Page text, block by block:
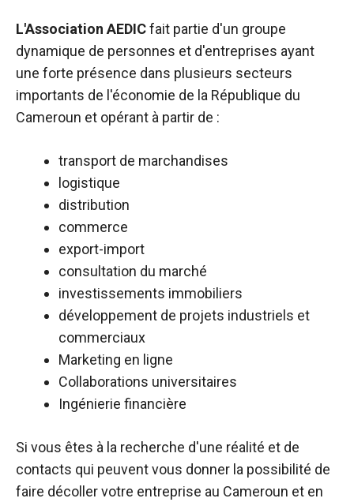
L'Association AEDICfait partie d'un groupe
dynamique de personnes et d'entreprises ayant
une forte présence dans plusieurs secteurs
importants de l'économie de la République du
Cameroun et opérant à partir de :
transport de marchandises
logistique
distribution
commerce
export-import
consultation du marché
investissements immobiliers
développement de projets industriels et
commerciaux
Marketing en ligne
Collaborations universitaires
Ingénierie financière
Si vous êtes à la recherche d'une réalité et de
contacts qui peuvent vous donner la possibilité de
faire décoller votre entreprise au Cameroun et en